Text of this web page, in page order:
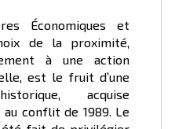
Économiques et
de la proximité,
à une action
est le fruit d’une
acquise
conflit de 1989. Le